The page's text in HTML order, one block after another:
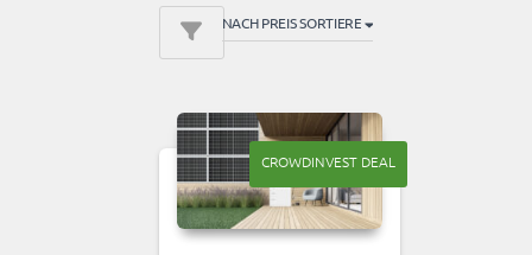
sortiert:
CROWDINVEST DEAL